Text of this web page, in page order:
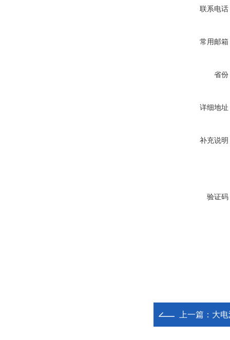
联系电话
常用邮箱
省份
详细地址
补充说明
验证码
上一篇： 大